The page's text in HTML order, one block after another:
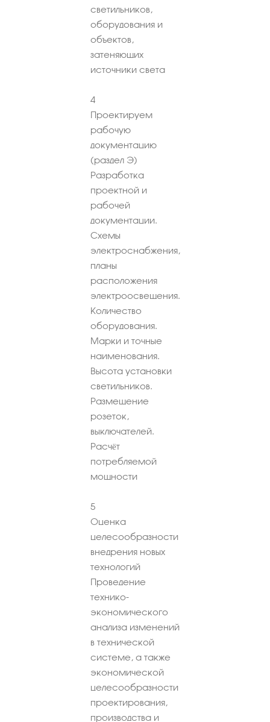
светильников,
оборудования и
объектов,
затеняющих
источники света
4
Проектируем
рабочую
документацию
(раздел Э)
Разработка
проектной и
рабочей
документации.
Схемы
электроснабжения,
планы
расположения
электроосвещения.
Количество
оборудования.
Марки и точные
наименования.
Высота установки
светильников.
Размещение
розеток,
выключателей.
Расчёт
потребляемой
мощности
5
Оценка
целесообразности
внедрения новых
технологий
Проведение
технико-
экономического
анализа изменений
в технической
системе, а также
экономической
целесообразности
проектирования,
производства и